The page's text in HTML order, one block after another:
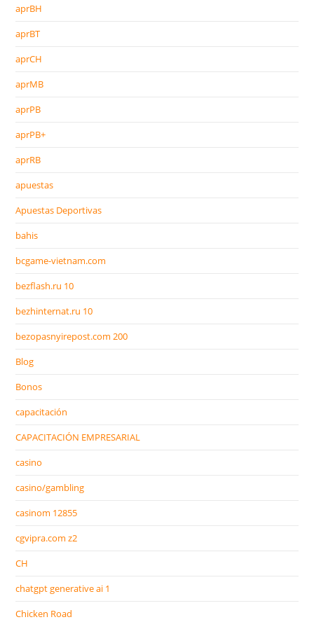
aprBH
aprBT
aprCH
aprMB
aprPB
aprPB+
aprRB
apuestas
Apuestas Deportivas
bahis
bcgame-vietnam.com
bezflash.ru 10
bezhinternat.ru 10
bezopasnyirepost.com 200
Blog
Bonos
capacitación
CAPACITACIÓN EMPRESARIAL
casino
casino/gambling
casinom 12855
cgvipra.com z2
CH
chatgpt generative ai 1
Chicken Road